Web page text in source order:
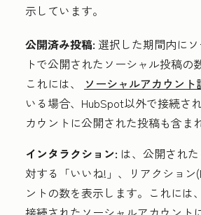
示しています。
公開済み投稿: 選択した期間内に
トで公開されたソーシャル投稿の
これには、
ソーシャルアカウント
いる場合、HubSpot以外で接続さ
カウントに公開された投稿も含ま
インタラクション: は、公開され
対する「いいね!」、リアクション
ントの数を表示します。これには